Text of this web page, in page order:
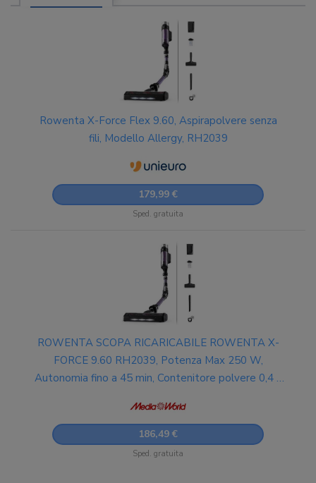
Rowenta X-Force Flex 9.60, Aspirapolvere senza
fili, Modello Allergy, RH2039
179,99 €
Sped. gratuita
ROWENTA SCOPA RICARICABILE ROWENTA X-
FORCE 9.60 RH2039, Potenza Max 250 W,
Autonomia fino a 45 min, Contenitore polvere 0,4 l,
186,49 €
Sped. gratuita